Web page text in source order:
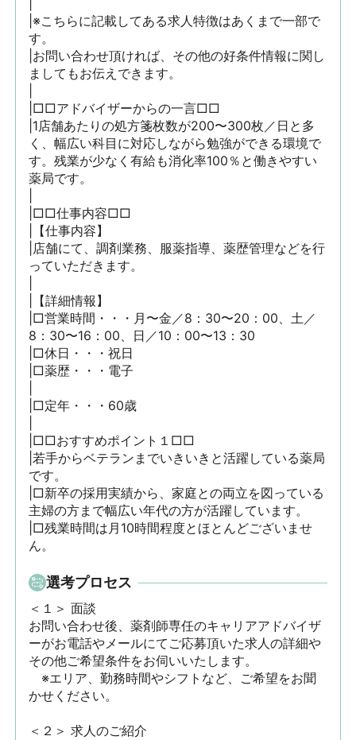
|※こちらに記載してある求人特徴はあくまで一部で
す。
|お問い合わせ頂ければ、その他の好条件情報に関し
ましてもお伝えできます。
|□□アドバイザーからの一言□□
|1店舗あたりの処方箋枚数が200〜300枚／日と多
く、幅広い科目に対応しながら勉強ができる環境で
す。残業が少なく有給も消化率100％と働きやすい
薬局です。
|□□仕事内容□□
|【仕事内容】
|店舗にて、調剤業務、服薬指導、薬歴管理などを行
っていただきます。
|【詳細情報】
|□営業時間・・・月〜金／8：30〜20：00、土／
8：30〜16：00、日／10：00〜13：30
|□休日・・・祝日
|□薬歴・・・電子
|□定年・・・60歳
|□□おすすめポイント１□□
|若手からベテランまでいきいきと活躍している薬局
です。
|□新卒の採用実績から、家庭との両立を図っている
主婦の方まで幅広い年代の方が活躍しています。
|□残業時間は月10時間程度とほとんどございませ
ん。
選考プロセス
＜１＞ 面談
お問い合わせ後、薬剤師専任のキャリアアドバイザ
ーがお電話やメールにてご応募頂いた求人の詳細や
その他ご希望条件をお伺いいたします。
※エリア、勤務時間やシフトなど、ご希望をお聞
かせください。
＜２＞ 求人のご紹介